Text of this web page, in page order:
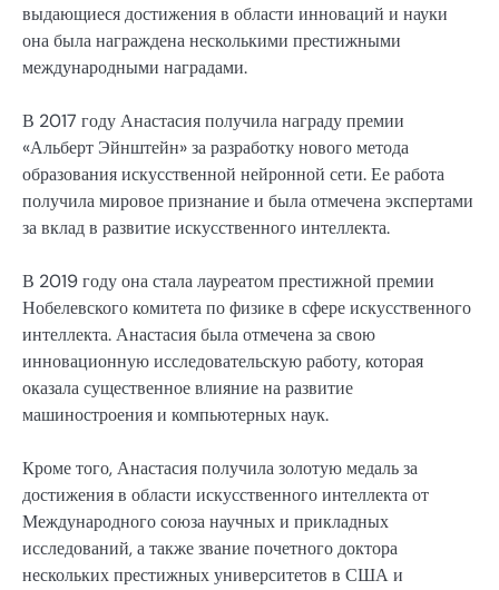
выдающиеся достижения в области инноваций и науки
она была награждена несколькими престижными
международными наградами.
В 2017 году Анастасия получила награду премии
«Альберт Эйнштейн» за разработку нового метода
образования искусственной нейронной сети. Ее работа
получила мировое признание и была отмечена экспертами
за вклад в развитие искусственного интеллекта.
В 2019 году она стала лауреатом престижной премии
Нобелевского комитета по физике в сфере искусственного
интеллекта. Анастасия была отмечена за свою
инновационную исследовательскую работу, которая
оказала существенное влияние на развитие
машиностроения и компьютерных наук.
Кроме того, Анастасия получила золотую медаль за
достижения в области искусственного интеллекта от
Международного союза научных и прикладных
исследований, а также звание почетного доктора
нескольких престижных университетов в США и